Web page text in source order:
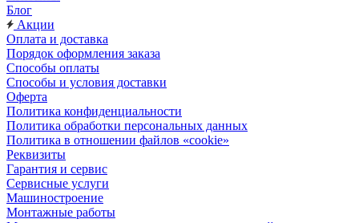
Блог
Акции
Оплата и доставка
Порядок оформления заказа
Способы оплаты
Способы и условия доставки
Оферта
Политика конфиденциальности
Политика обработки персональных данных
Политика в отношении файлов «cookie»
Реквизиты
Гарантия и сервис
Сервисные услуги
Машиностроение
Монтажные работы